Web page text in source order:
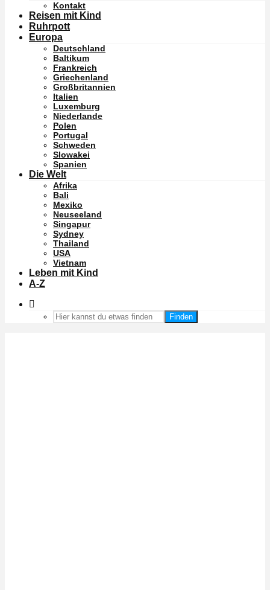
Kontakt
Reisen mit Kind
Ruhrpott
Europa
Deutschland
Baltikum
Frankreich
Griechenland
Großbritannien
Italien
Luxemburg
Niederlande
Polen
Portugal
Schweden
Slowakei
Spanien
Die Welt
Afrika
Bali
Mexiko
Neuseeland
Singapur
Sydney
Thailand
USA
Vietnam
Leben mit Kind
A-Z
Finden